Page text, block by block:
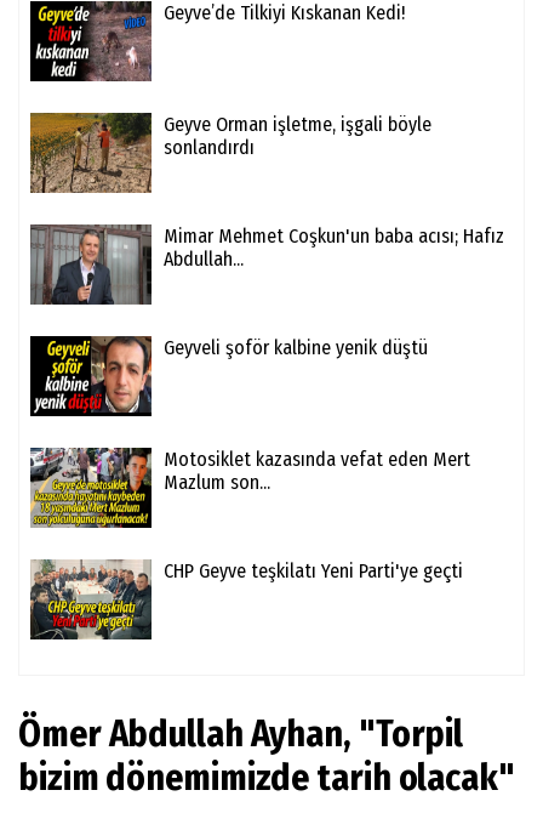
Geyve’de Tilkiyi Kıskanan Kedi!
Geyve Orman işletme, işgali böyle
sonlandırdı
Mimar Mehmet Coşkun'un baba acısı; Hafız
Abdullah...
Geyveli şoför kalbine yenik düştü
Motosiklet kazasında vefat eden Mert
Mazlum son...
CHP Geyve teşkilatı Yeni Parti'ye geçti
Ömer Abdullah Ayhan, "Torpil
bizim dönemimizde tarih olacak"